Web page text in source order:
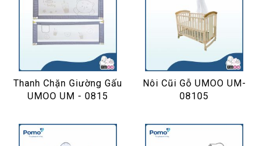
Thanh Chặn Giường Gấu
UMOO UM - 0815
Nôi Cũi Gỗ UMOO UM-
08105